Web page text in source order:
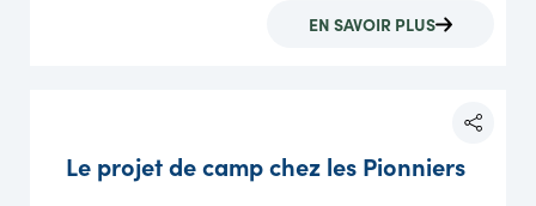
EN SAVOIR PLUS
Le projet de camp chez les Pionniers